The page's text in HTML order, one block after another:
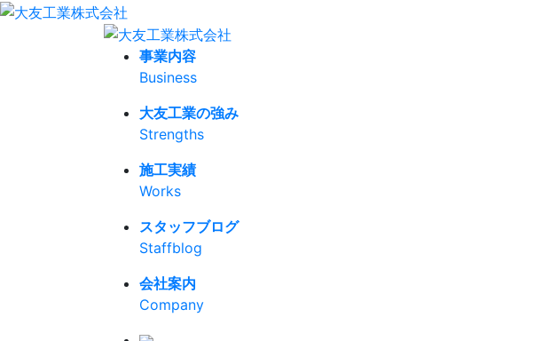
事業内容
Business
大友工業の強み
Strengths
施工実績
Works
スタッフブログ
Staffblog
会社案内
Company